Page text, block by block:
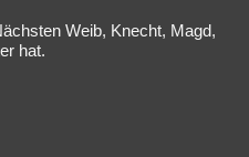
Weib, Knecht, Magd,
hat.